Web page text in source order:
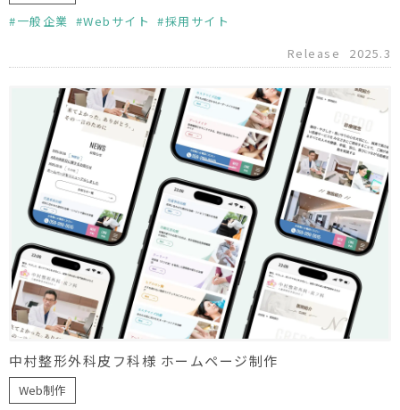
一般企業
Webサイト
採用サイト
Release
2025.3
中村整形外科皮フ科様 ホームページ制作
Web制作